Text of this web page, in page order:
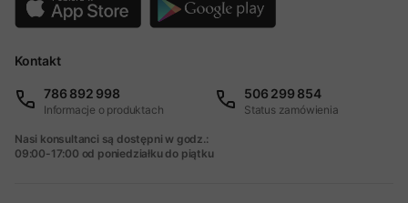
Kontakt
786 892 998
Informacje o produktach
506 299 854
Status zamówienia
Nasi konsultanci są dostępni w godz.:
09:00-17:00 od poniedziałku do piątku